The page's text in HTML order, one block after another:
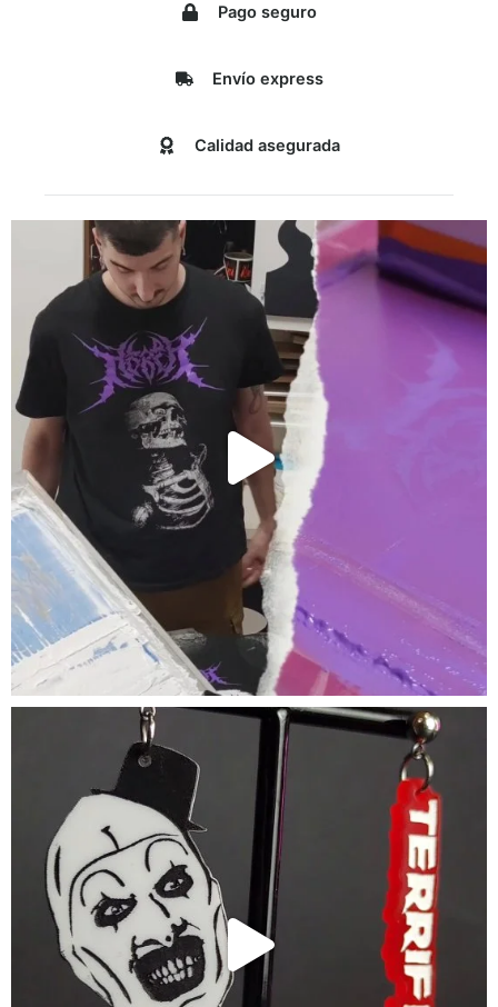
Pago seguro
Envío express
Calidad asegurada